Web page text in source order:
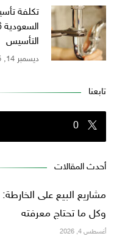
تكلفة
التأسيس
ديسمبر 14, 2025
تابعنا
0
أحدث المقالات
مشاريع البيع على
وكل ما تحتاج معرفته
أغسطس 4, 2026